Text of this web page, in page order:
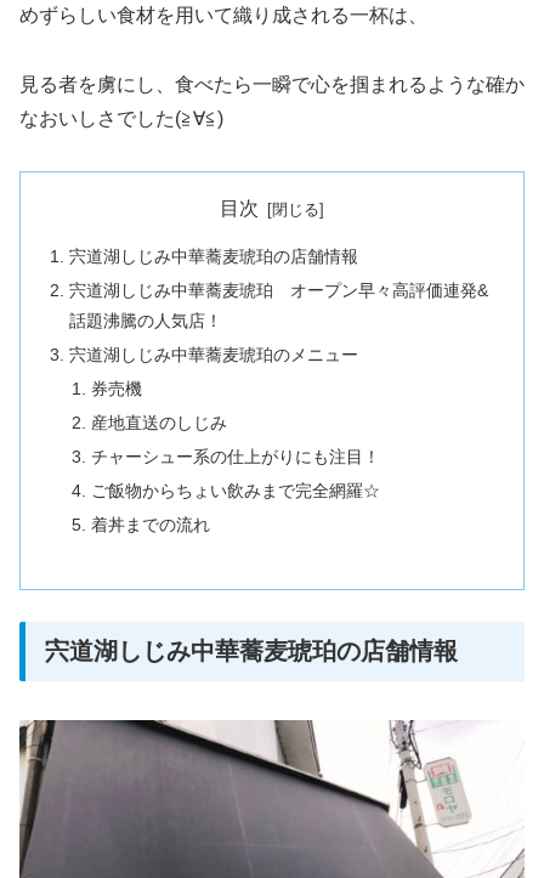
めずらしい食材を用いて織り成される一杯は、
見る者を虜にし、食べたら一瞬で心を掴まれるような確か
なおいしさでした(≧∀≦)
目次
宍道湖しじみ中華蕎麦琥珀の店舗情報
宍道湖しじみ中華蕎麦琥珀 オープン早々高評価連発&
話題沸騰の人気店！
宍道湖しじみ中華蕎麦琥珀のメニュー
券売機
産地直送のしじみ
チャーシュー系の仕上がりにも注目！
ご飯物からちょい飲みまで完全網羅☆
着丼までの流れ
宍道湖しじみ中華蕎麦琥珀の店舗情報